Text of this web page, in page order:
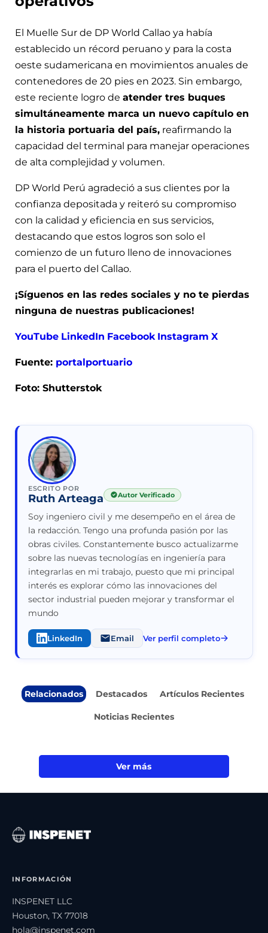
El Muelle Sur de DP World Callao ya había
establecido un récord peruano y para la costa
oeste sudamericana en movimientos anuales de
contenedores de 20 pies en 2023. Sin embargo,
este reciente logro de atender tres buques
simultáneamente marca un nuevo capítulo en
la historia portuaria del país, reafirmando la
capacidad del terminal para manejar operaciones
de alta complejidad y volumen.
DP World Perú agradeció a sus clientes por la
confianza depositada y reiteró su compromiso
con la calidad y eficiencia en sus servicios,
destacando que estos logros son solo el
comienzo de un futuro lleno de innovaciones
para el puerto del Callao.
¡Síguenos en las redes sociales y no te pierdas
ninguna de nuestras publicaciones!
YouTube LinkedIn Facebook Instagram X
Fuente: portalportuario
Foto: Shutterstok
ESCRITO POR
Ruth Arteaga Autor Verificado
Soy ingeniero civil y me desempeño en el área de
la redacción. Tengo una profunda pasión por las
obras civiles. Constantemente busco actualizarme
sobre las nuevas tecnologías en ingeniería para
integrarlas en mi trabajo, puesto que mi principal
interés es explorar cómo las innovaciones del
sector industrial pueden mejorar y transformar el
mundo
LinkedIn Email Ver perfil completo
Relacionados Destacados Artículos Recientes
Noticias Recientes
Ver más
INFORMACIÓN
INSPENET LLC
Houston, TX 77018
hola@inspenet.com